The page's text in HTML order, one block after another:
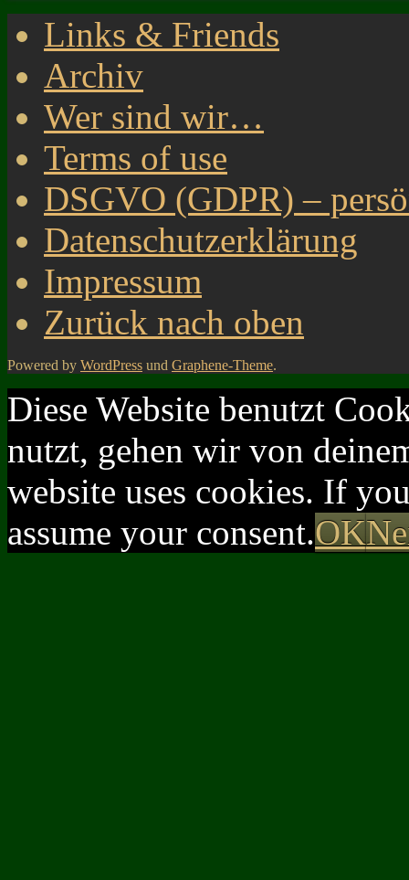
Links & Friends
Archiv
Wer sind wir…
Terms of use
DSGVO (GDPR) –
Datenschutzerklärung
Impressum
Zurück nach oben
Powered by WordPress und Graphene-Theme.
Diese Website benutzt
nutzt, gehen wir von
website uses cookies. If
assume your consent.OK